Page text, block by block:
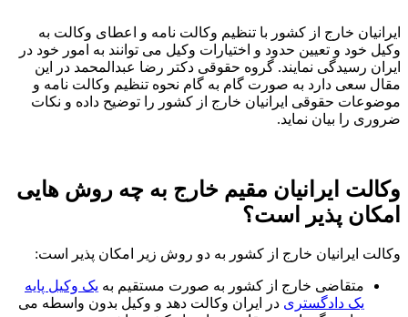
ایرانیان خارج از کشور با تنظیم وکالت نامه و اعطای وکالت به
وکیل خود و تعیین حدود و اختیارات وکیل می توانند به امور خود در
ایران رسیدگی نمایند. گروه حقوقی دکتر رضا عبدالمحمد در این
مقال سعی دارد به صورت گام به گام نحوه تنظیم وکالت نامه و
موضوعات حقوقی ایرانیان خارج از کشور را توضیح داده و نکات
ضروری را بیان نماید.
وکالت ایرانیان مقیم خارج به چه روش هایی
امکان پذیر است؟
وکالت ایرانیان خارج از کشور به دو روش زیر امکان پذیر است:
متقاضی خارج از کشور به صورت مستقیم به یک وکیل پایه
یک دادگستری در ایران وکالت دهد و وکیل بدون واسطه می